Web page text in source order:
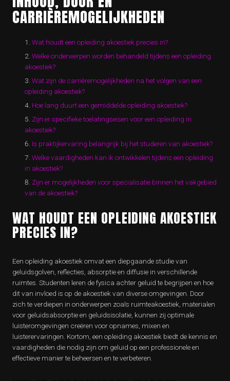
CARRIÈREMOGELIJKHEDEN
Wat houdt een opleiding akoestiek precies in?
Welke onderwerpen worden behandeld tijdens een opleiding
akoestiek?
Wat zijn de carrièremogelijkheden na het volgen van een
opleiding akoestiek?
Hoe lang duurt een gemiddelde opleiding akoestiek?
Zijn er specifieke toelatingseisen voor een opleiding in
akoestiek?
Is praktijkervaring belangrijk bij het studeren van akoestiek?
Welke vaardigheden kan ik ontwikkelen tijdens een opleiding
in akoestiek?
Zijn er mogelijkheden voor specialisatie binnen het vakgebied
van de akoestiek?
WAT HOUDT EEN OPLEIDING AKOESTIEK
PRECIES IN?
Een opleiding akoestiek omvat een diepgaande studie van
geluidsgolven, reflecties, absorptie en diffusie in verschillende
ruimtes. Studenten leren de fysica achter geluid te begrijpen en hoe
dit van invloed is op de akoestiek van diverse omgevingen. Door
zich te verdiepen in onderwerpen zoals ruimteakoestiek, materialen
voor geluidsabsorptie en geluidsisolatie, kunnen zij optimale
luisteromgevingen creëren voor opnames, mixen en
luisterervaringen. Kortom, een opleiding akoestiek biedt de kennis en
vaardigheden die nodig zijn om geluid op een professionele en
effectieve manier te beheersen en te verbeteren.